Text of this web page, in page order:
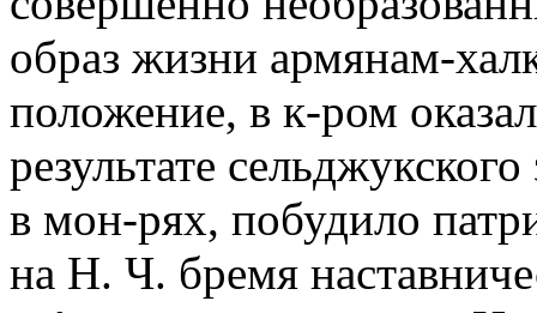
образ жизни армянам-
положение, в к-ром
результате
в мон-рях, побудило
на Н. Ч. бремя